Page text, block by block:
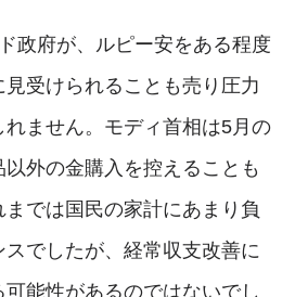
政府が、ルピー安をある程度
受けられることも売り圧力
ません。モディ首相は5月の
外の金購入を控えることも
では国民の家計にあまり負
でしたが、経常収支改善に
能性があるのではないでし